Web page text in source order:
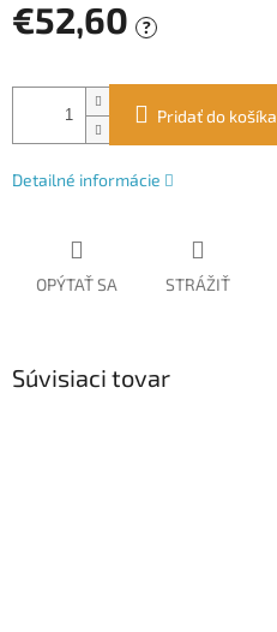
€52,60 ?
cena:
Pridať do košíka
Detailné informácie
OPÝTAŤ SA STRÁŽIŤ
Súvisiaci tovar